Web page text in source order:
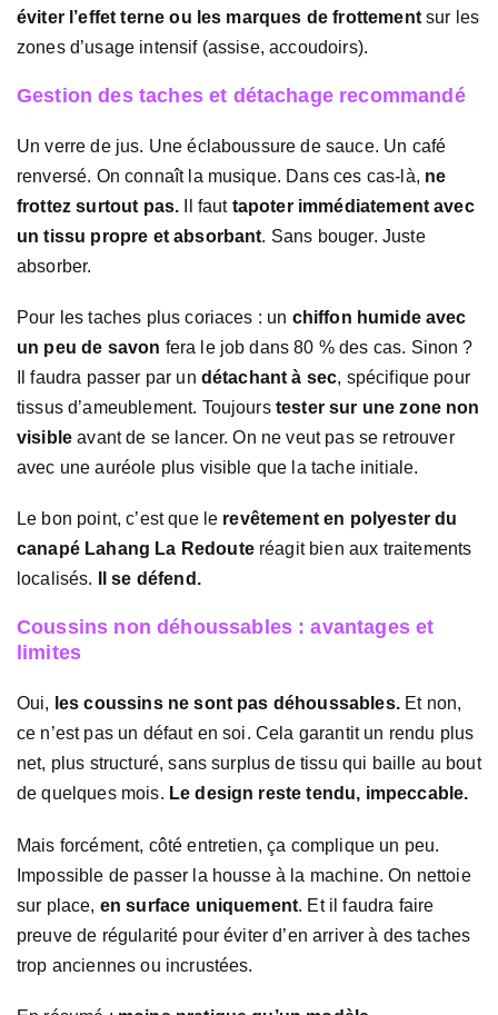
éviter l’effet terne ou les marques de frottementsur les
zones d’usage intensif (assise, accoudoirs).
Gestion des taches et détachage recommandé
Un verre de jus. Une éclaboussure de sauce. Un café
renversé. On connaît la musique. Dans ces cas-là, ne
frottez surtout pas. Il faut tapoter immédiatement avec
un tissu propre et absorbant. Sans bouger. Juste
absorber.
Pour les taches plus coriaces : un chiffon humide avec
un peu de savon fera le job dans 80 % des cas. Sinon ?
Il faudra passer par un détachant à sec, spécifique pour
tissus d’ameublement. Toujours tester sur une zone non
visible avant de se lancer. On ne veut pas se retrouver
avec une auréole plus visible que la tache initiale.
Le bon point, c’est que le revêtement en polyester du
canapé Lahang La Redouteréagit bien aux traitements
localisés.
Il se défend.
Coussins non déhoussables : avantages et
limites
Oui, les coussins ne sont pas déhoussables.Et non,
ce n’est pas un défaut en soi. Cela garantit un rendu plus
net, plus structuré, sans surplus de tissu qui baille au bout
de quelques mois. Le design reste tendu, impeccable.
Mais forcément, côté entretien, ça complique un peu.
Impossible de passer la housse à la machine. On nettoie
sur place, en surface uniquement. Et il faudra faire
preuve de régularité pour éviter d’en arriver à des taches
trop anciennes ou incrustées.